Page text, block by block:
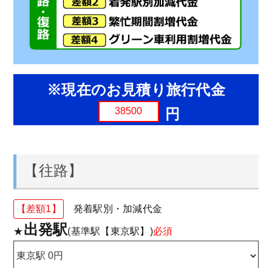
※現在のお見積り旅行代金
円
【往路】
【差額1】 発着駅別・加減代金
★出発駅(基準駅【東京駅】)必須